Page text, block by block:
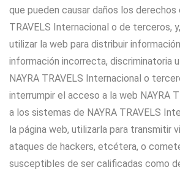
que pueden causar daños los derechos
TRAVELS Internacional o de terceros,
utilizar la web para distribuir
información incorrecta, discriminatoria
NAYRA TRAVELS Internacional o
interrumpir el acceso a la web NAYRA
a los sistemas de NAYRA TRAVELS
la página web, utilizarla para transmitir
ataques de hackers, etcétera, o
susceptibles de ser calificadas como